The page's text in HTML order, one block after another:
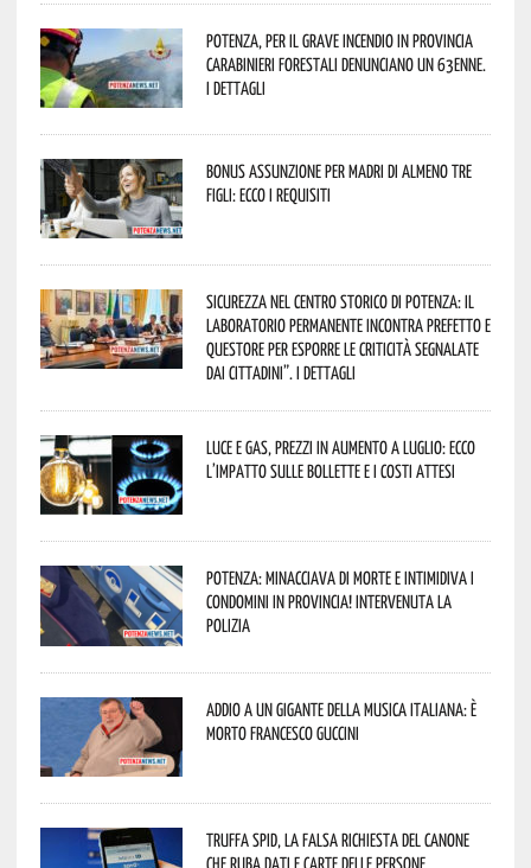
Potenza, per il grave incendio in Provincia
Carabinieri forestali denunciano un 63enne.
I dettagli
Bonus assunzione per madri di almeno tre
figli: ecco i requisiti
Sicurezza nel Centro Storico di Potenza: il
Laboratorio Permanente incontra Prefetto e
Questore per esporre le criticità segnalate
dai cittadini”. I dettagli
Luce e gas, prezzi in aumento a luglio: ecco
l’impatto sulle bollette e i costi attesi
Potenza: minacciava di morte e intimidiva i
condomini in provincia! Intervenuta la
Polizia
Addio a un gigante della musica italiana: è
morto Francesco Guccini
Truffa Spid, la falsa richiesta del canone
che ruba dati e carte delle persone